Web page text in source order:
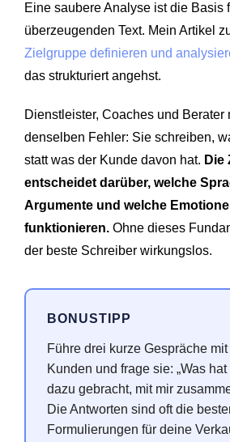
Eine saubere Analyse ist die Basis
überzeugenden Text. Mein Artikel
Zielgruppe definieren und
das strukturiert angehst.
Dienstleister, Coaches und Berater
denselben Fehler: Sie schreiben,
statt was der Kunde davon hat. Die
entscheidet darüber, welche
Argumente und welche
funktionieren. Ohne dieses
der beste Schreiber wirkungslos.
BONUSTIPP
Führe drei kurze Gespräche
Kunden und frage sie: „Was
dazu gebracht, mit mir
Die Antworten sind oft die
Formulierungen für deine